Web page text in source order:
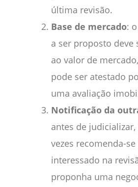
última revisão.
Base de mercado:
a ser proposto deve
ao valor de
pode ser atestado
uma avaliação
Notificação da
antes de
vezes recomenda-
interessado na
proponha uma